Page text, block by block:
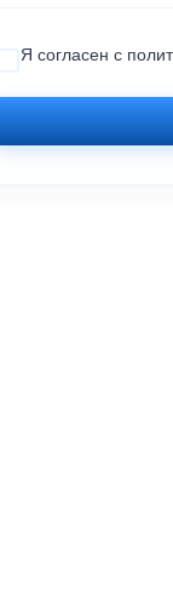
Я согласен с